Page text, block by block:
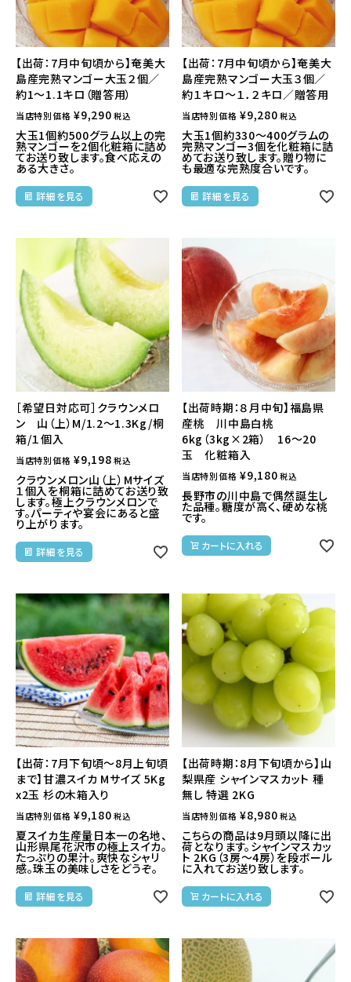
【出荷：7月中旬頃から】奄美大
島産完熟マンゴー大玉２個／
約1～1.1キロ（贈答用）
当店特別価格 ¥9,290 税込
大玉1個約500グラム以上の完
熟マンゴーを2個化粧箱に詰め
てお送り致します。食べ応えの
ある大きさ。
詳細を見る
【出荷：7月中旬頃から】奄美大
島産完熟マンゴー大玉３個／
約１キロ～１．２キロ／贈答用
当店特別価格 ¥9,280 税込
大玉1個約330～400グラムの
完熟マンゴー3個を化粧箱に詰
めてお送り致します。贈り物に
も最適な完熟度合いです。
詳細を見る
［希望日対応可］クラウンメロ
ン 山（上）M/1.2～1.3Kg/桐
箱/１個入
当店特別価格 ¥9,198 税込
クラウンメロン山（上）Mサイズ
１個入を桐箱に詰めてお送り致
します。極上クラウンメロンで
す。パーティや宴会にあると盛
り上がります。
詳細を見る
【出荷時期：８月中旬】福島県
産桃 川中島白桃
6kg（3kg×2箱） 16～20
玉 化粧箱入
当店特別価格 ¥9,180 税込
長野市の川中島で偶然誕生し
た品種。糖度が高く、硬めな桃
です。
カートに入れる
【出荷：7月下旬頃～8月上旬頃
まで】甘濃スイカ Mサイズ 5Kg
x2玉 杉の木箱入り
当店特別価格 ¥9,180 税込
夏スイカ生産量日本一の名地、
山形県尾花沢市の極上スイカ。
たっぷりの果汁。爽快なシャリ
感。珠玉の美味しさをどうぞ。
詳細を見る
【出荷時期：8月下旬頃から】山
梨県産 シャインマスカット 種
無し 特選 2KG
当店特別価格 ¥8,980 税込
こちらの商品は9月頭以降に出
荷となります。シャインマスカッ
ト 2KG（3房～4房）を段ボール
に入れてお送り致します。
カートに入れる